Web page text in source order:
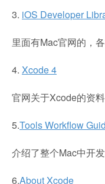
3. iOS Developer
里面有Mac官网的，
4. Xcode 4
官网关于Xcode的资料
5.Tools Workflow
介绍了整个Mac中开
6.About Xcode